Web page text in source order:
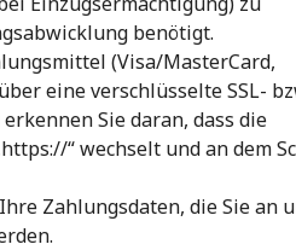
benötigt.
(Visa/MasterCard,
eine verschlüsselte SSL-
Sie daran, dass die
“ wechselt und an dem
Zahlungsdaten, die Sie an